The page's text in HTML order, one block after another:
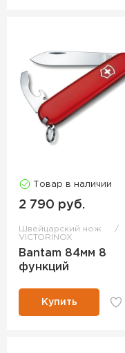
Товар в наличии
2 790 руб.
Швейцарский нож
VICTORINOX
Bantam 84мм 8
функций
Купить